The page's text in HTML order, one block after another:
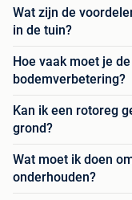
Wat zijn de
in de tuin?
Hoe vaak moet je
bodemverbetering?
Kan ik een rotoreg
grond?
Wat moet ik doen
onderhouden?